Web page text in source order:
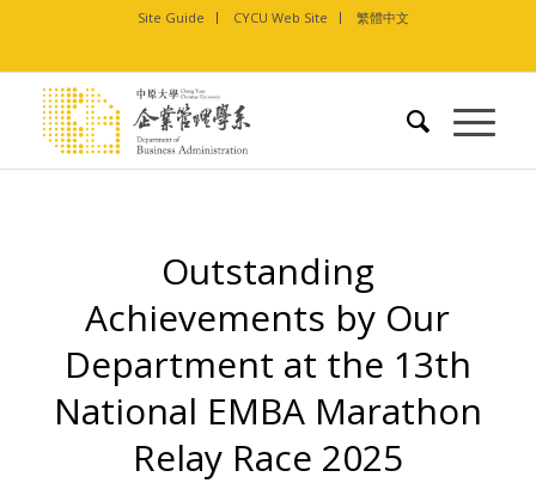
Site Guide CYCU Web Site 繁體中文
Outstanding
Achievements by Our
Department at the 13th
National EMBA Marathon
Relay Race 2025